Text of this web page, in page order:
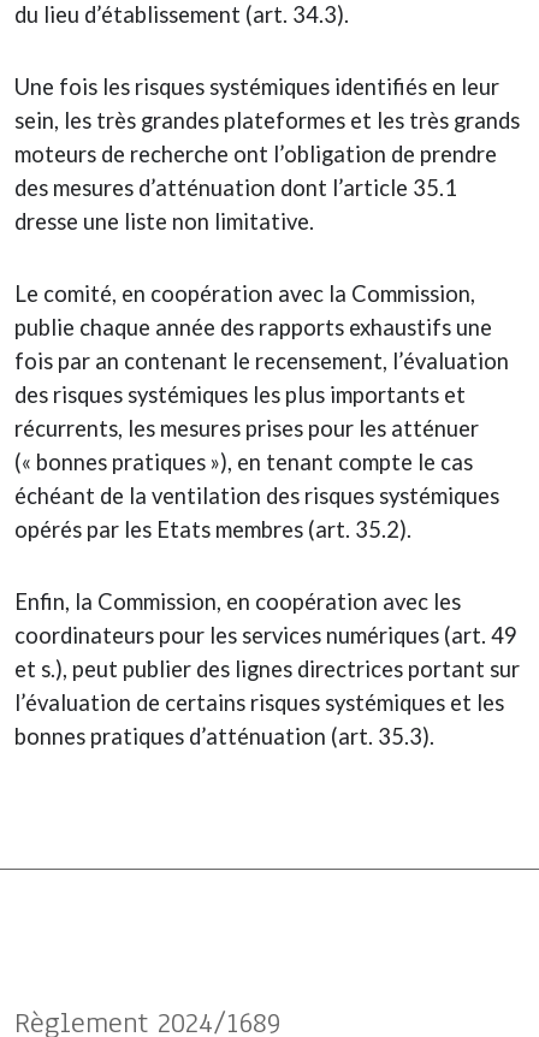
du lieu d’établissement (art. 34.3).
Une fois les risques systémiques identifiés en leur
sein, les très grandes plateformes et les très grands
moteurs de recherche ont l’obligation de prendre
des mesures d’atténuation dont l’article 35.1
dresse une liste non limitative.
Le comité, en coopération avec la Commission,
publie chaque année des rapports exhaustifs une
fois par an contenant le recensement, l’évaluation
des risques systémiques les plus importants et
récurrents, les mesures prises pour les atténuer
(« bonnes pratiques »), en tenant compte le cas
échéant de la ventilation des risques systémiques
opérés par les Etats membres (art. 35.2).
Enfin, la Commission, en coopération avec les
coordinateurs pour les services numériques (art. 49
et s.), peut publier des lignes directrices portant sur
l’évaluation de certains risques systémiques et les
bonnes pratiques d’atténuation (art. 35.3).
Règlement 2024/1689